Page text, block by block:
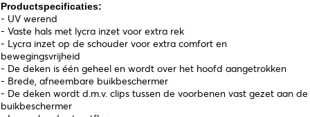
Productspecificaties:
- UV werend
- Vaste hals met lycra inzet voor extra rek
- Lycra inzet op de schouder voor extra comfort en
bewegingsvrijheid
- De deken is één geheel en wordt over het hoofd aangetrokken
- Brede, afneembare buikbeschermer
- De deken wordt d.m.v. clips tussen de voorbenen vast gezet aan de
buikbeschermer